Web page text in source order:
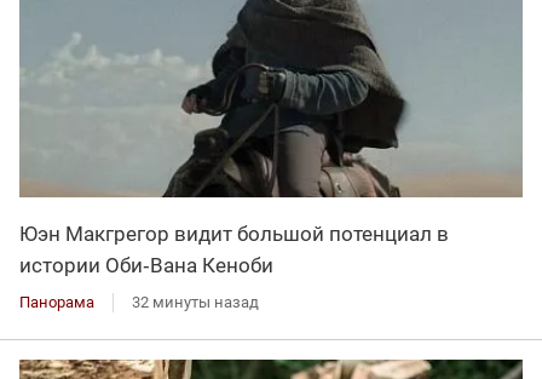
Юэн Макгрегор видит большой потенциал в
истории Оби‑Вана Кеноби
Панорама 32 минуты назад